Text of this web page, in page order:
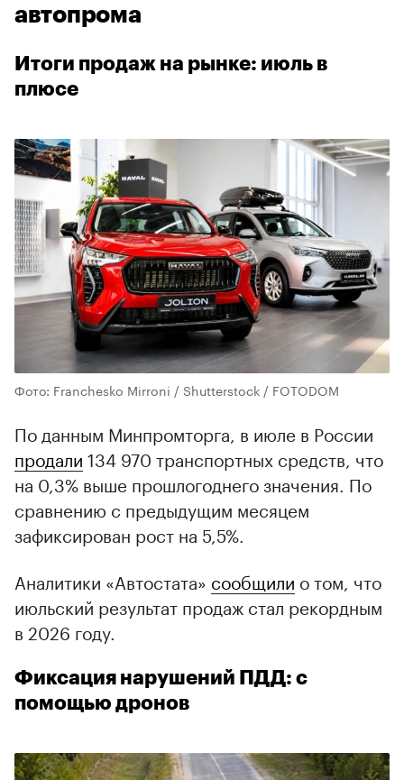
автопрома
Итоги продаж на рынке: июль в
плюсе
Фото: Franchesko Mirroni / Shutterstock / FOTODOM
По данным Минпромторга, в июле в России
продали 134 970 транспортных средств, что
на 0,3% выше прошлогоднего значения. По
сравнению с предыдущим месяцем
зафиксирован рост на 5,5%.
Аналитики «Автостата» сообщили о том, что
июльский результат продаж стал рекордным
в 2026 году.
Фиксация нарушений ПДД: с
помощью дронов